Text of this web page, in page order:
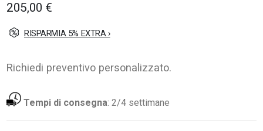
205,00 €
RISPARMIA 5% EXTRA ›
Richiedi preventivo personalizzato.
Tempi di consegna:2/4 settimane